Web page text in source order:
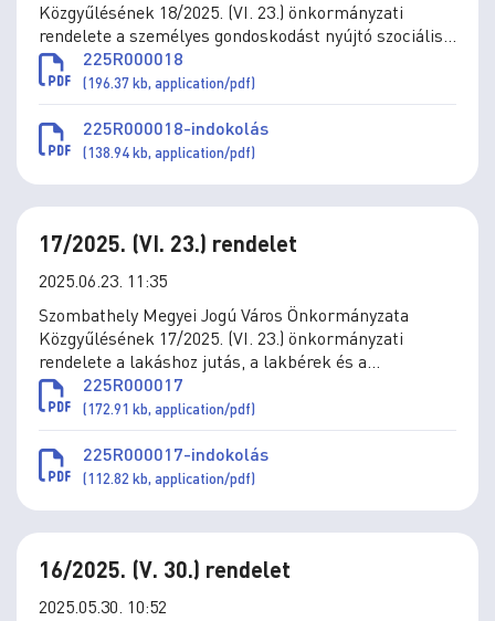
Közgyűlésének 18/2025. (VI. 23.) önkormányzati
rendelete a személyes gondoskodást nyújtó szociális
és gyermekjóléti ellátások térítési díjáról szóló
11/1993. (IV.1.) önkormányzati rendelet módosításáról
225R000018
(196.37 kb, application/pdf)
225R000018-indokolás
(138.94 kb, application/pdf)
17/2025. (VI. 23.) rendelet
2025.06.23. 11:35
Szombathely Megyei Jogú Város Önkormányzata
Közgyűlésének 17/2025. (VI. 23.) önkormányzati
rendelete a lakáshoz jutás, a lakbérek és a
lakbértámogatás, az önkormányzat által a
lakásvásárláshoz és építéshez nyújtott támogatások
szabályai megállapításáról szóló 36/2010. (XII.1.)
önkormányzati rendelet módosításáról
225R000017
(172.91 kb, application/pdf)
225R000017-indokolás
(112.82 kb, application/pdf)
16/2025. (V. 30.) rendelet
2025.05.30. 10:52